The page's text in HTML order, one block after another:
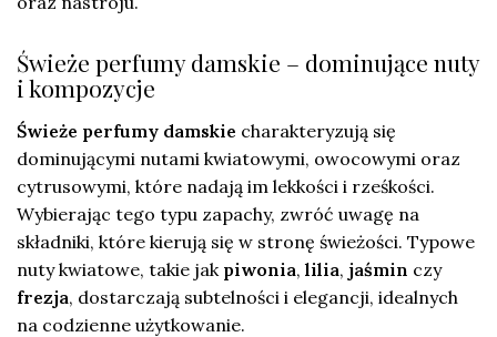
Świeże perfumy damskie – dominujące nuty
i kompozycje
Świeże perfumy damskie charakteryzują się
dominującymi nutami kwiatowymi, owocowymi oraz
cytrusowymi, które nadają im lekkości i rześkości.
Wybierając tego typu zapachy, zwróć uwagę na
składniki, które kierują się w stronę świeżości. Typowe
nuty kwiatowe, takie jak piwonia, lilia, jaśmin czy
frezja, dostarczają subtelności i elegancji, idealnych
na codzienne użytkowanie.